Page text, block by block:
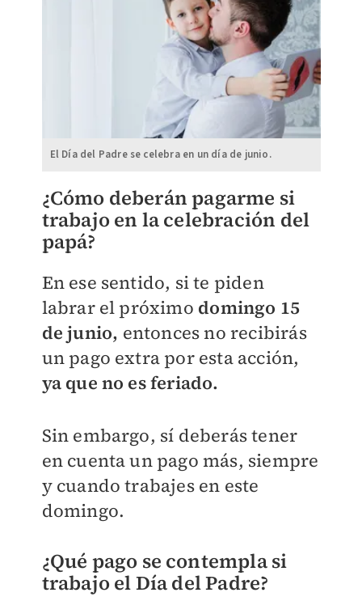
El Día del Padre se celebra en un día de junio.
¿Cómo deberán pagarme si
trabajo en la celebración del
papá?
En ese sentido, si te piden
labrar el próximo domingo 15
de junio, entonces no recibirás
un pago extra por esta acción,
ya que no es feriado.
Sin embargo, sí deberás tener
en cuenta un pago más, siempre
y cuando trabajes en este
domingo.
¿Qué pago se contempla si
trabajo el Día del Padre?